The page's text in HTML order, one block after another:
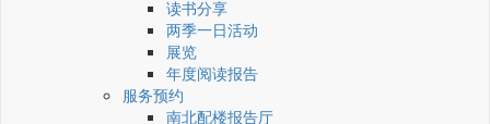
读书分享
两季一日活动
展览
年度阅读报告
服务预约
南北配楼报告厅